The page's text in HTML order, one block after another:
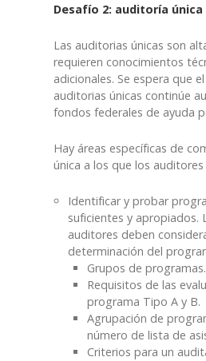
Desafío 2: auditoría única
Las auditorias únicas son
requieren conocimientos
adicionales. Se espera que
auditorias únicas continúe
fondos federales de ayuda
Hay áreas específicas de
única a los que los
Identificar y probar
suficientes y apropiados.
auditores deben
determinación del
Grupos de programas.
Requisitos de las
programa Tipo A y B.
Agrupación de
número de lista de
Criterios para un